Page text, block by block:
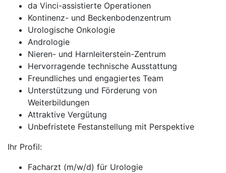
da Vinci-assistierte Operationen
Kontinenz- und Beckenbodenzentrum
Urologische Onkologie
Andrologie
Nieren- und Harnleiterstein-Zentrum
Hervorragende technische Ausstattung
Freundliches und engagiertes Team
Unterstützung und Förderung von
Weiterbildungen
Attraktive Vergütung
Unbefristete Festanstellung mit Perspektive
Ihr Profil:
Facharzt (m/w/d) für Urologie